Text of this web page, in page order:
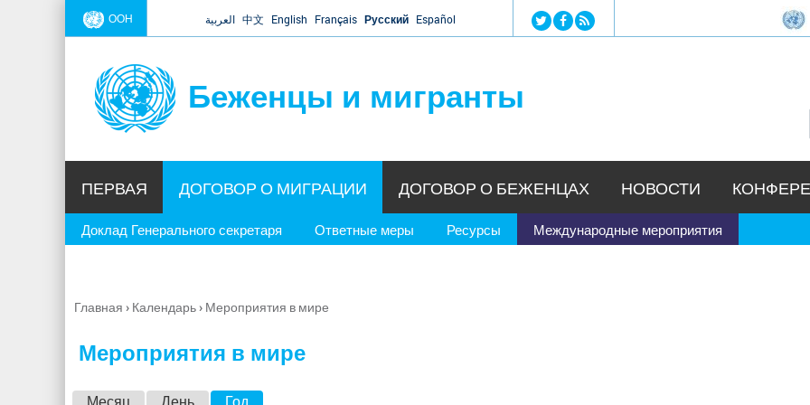
Jump to navigation
ООН العربية 中文 English Français Русский Español
Беженцы и мигранты
ПЕРВАЯ ДОГОВОР О МИГРАЦИИ
Доклад Генерального секретаря Ответные меры Ресурсы Международные мероприятия
ДОГОВОР О БЕЖЕНЦАХ НОВОСТИ
Вы
Главная › Календарь› Мероприятия в мире
Мероприятия в мире